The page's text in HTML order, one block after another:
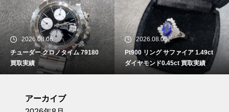
2026.08.06
チューダー クロノタイム 79180
買取実績
2026.08.05
Pt900 リング サファイア 1.49ct
ダイヤモンド0.45ct 買取実績
アーカイブ